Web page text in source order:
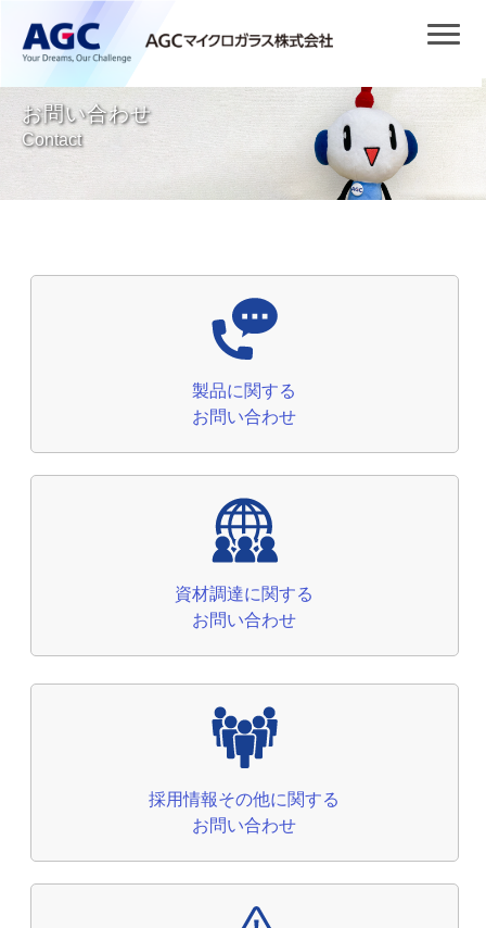
お問い合わせ
Contact
製品に関する
お問い合わせ
資材調達に関する
お問い合わせ
採用情報その他に関する
お問い合わせ